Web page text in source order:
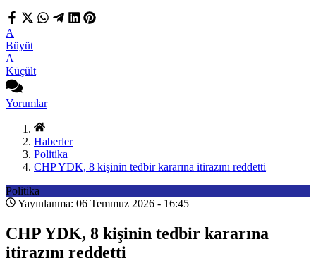
A
Büyüt
A
Küçült
Yorumlar
Haberler
Politika
CHP YDK, 8 kişinin tedbir kararına itirazını reddetti
Politika
Yayınlanma: 06 Temmuz 2026 - 16:45
CHP YDK, 8 kişinin tedbir kararına
itirazını reddetti